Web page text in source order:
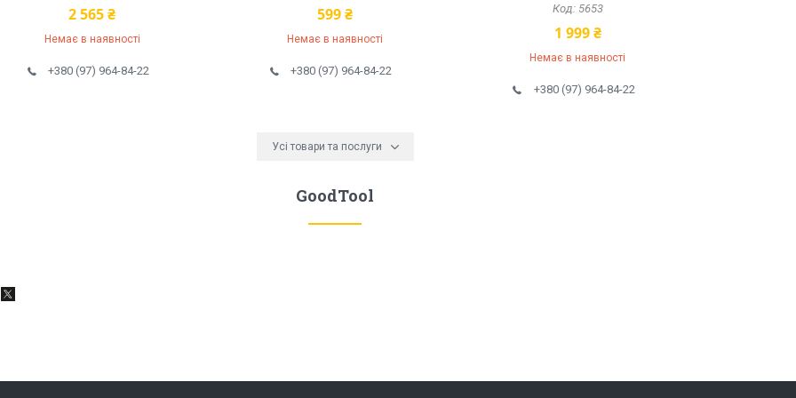
2 565 ₴
Немає в наявності
+380 (97) 964-84-22
599 ₴
Немає в наявності
+380 (97) 964-84-22
5653
1 999 ₴
Немає в наявності
+380 (97) 964-84-22
Усі товари та послуги
GoodTool